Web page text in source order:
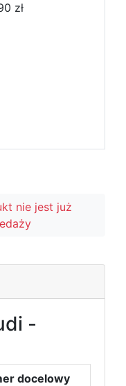
zł
nie jest już
-
docelowy